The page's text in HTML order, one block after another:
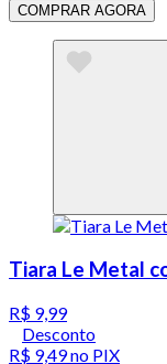
COMPRAR AGORA
Tiara Le Metal
R$ 9,99
Desconto
R$ 9,49no PIX